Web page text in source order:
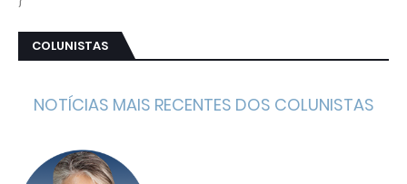
COLUNISTAS
NOTÍCIAS MAIS RECENTES DOS COLUNISTAS